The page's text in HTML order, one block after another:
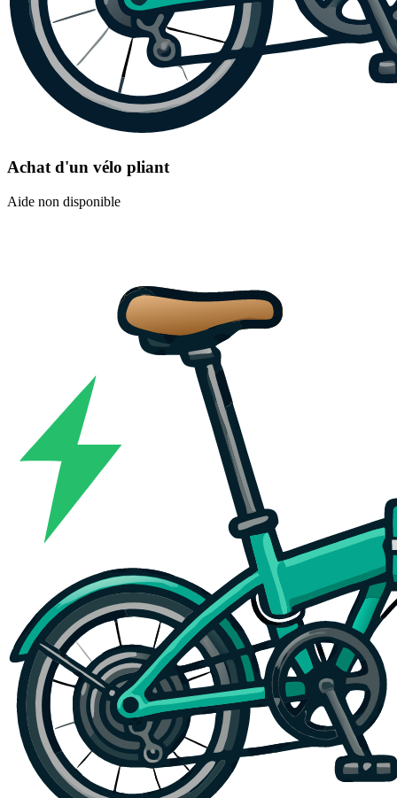
Achat d'un vélo pliant
Aide non disponible